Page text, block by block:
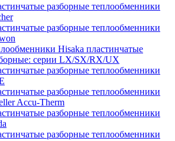
разборные теплообменники
разборные теплообменники
Hisaka пластинчатые
серии LX/SX/RX/UX
разборные теплообменники
разборные теплообменники
Accu-Therm
разборные теплообменники
разборные теплообменники